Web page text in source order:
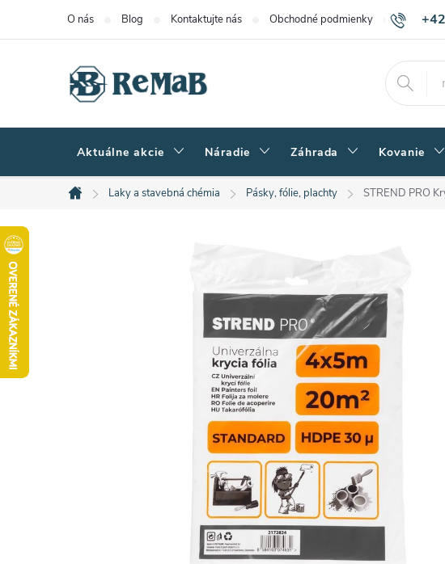
O nás Blog Kontaktujte nás Obchodné podmienky
Aktuálne akcie Náradie Záhrada Kovanie
Domov
Laky a stavebná chémia Pásky, fólie, plachty STREND PRO